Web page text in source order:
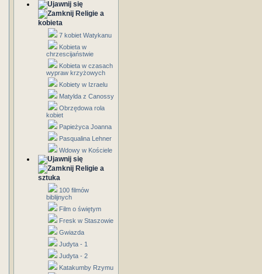
Religie a
kobieta
7 kobiet Watykanu
Kobieta w
chrzescijaństwie
Kobieta w czasach
wypraw krzyżowych
Kobiety w Izraelu
Matylda z Canossy
Obrzędowa rola
kobiet
Papieżyca Joanna
Pasqualina Lehner
Wdowy w Kościele
Religie a
sztuka
100 filmów
biblijnych
Film o świętym
Fresk w Staszowie
Gwiazda
Judyta - 1
Judyta - 2
Katakumby Rzymu